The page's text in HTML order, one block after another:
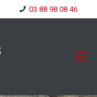
03 88 98 08 46